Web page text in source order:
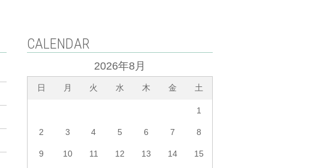
CALENDAR
2026年8月
日 月 火 水 木 金 土
1
2 3 4 5 6 7 8
9 10 11 12 13 14 15